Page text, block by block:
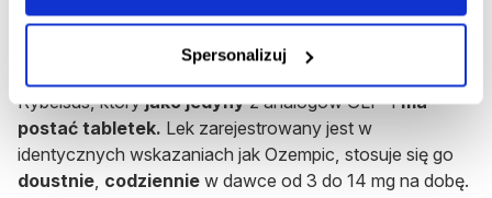
Spersonalizuj
Rybelsus
Wychodząc naprzeciw potrzebom pacjentów, niedawno
Rybelsus, któryjako jedynyz analogów GLP-1ma
postać tabletek. Lek zarejestrowany jest w
identycznych wskazaniach jak Ozempic, stosuje się go
doustnie, codziennie w dawce od 3 do 14 mg na dobę.